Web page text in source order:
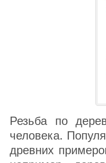
Резьба по
человека.
древних